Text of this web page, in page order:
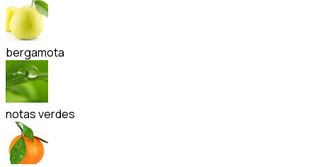
bergamota
notas verdes